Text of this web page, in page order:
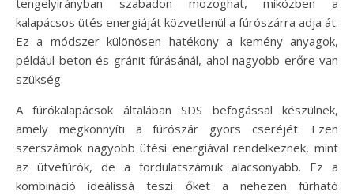
tengelyirányban szabadon mozoghat, miközben a
kalapácsos ütés energiáját közvetlenül a fúrószárra adja át.
Ez a módszer különösen hatékony a kemény anyagok,
például beton és gránit fúrásánál, ahol nagyobb erőre van
szükség.
A fúrókalapácsok általában SDS befogással készülnek,
amely megkönnyíti a fúrószár gyors cseréjét. Ezen
szerszámok nagyobb ütési energiával rendelkeznek, mint
az ütvefúrók, de a fordulatszámuk alacsonyabb. Ez a
kombináció ideálissá teszi őket a nehezen fúrható